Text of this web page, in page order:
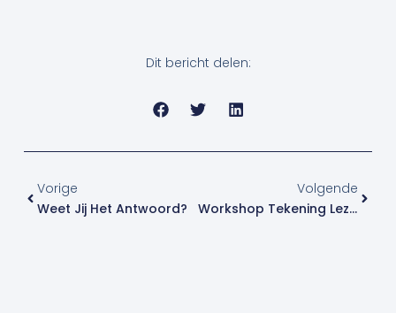
Dit bericht delen:
Vorige
Weet Jij Het Antwoord?
Volgende
Workshop Tekening Lezen